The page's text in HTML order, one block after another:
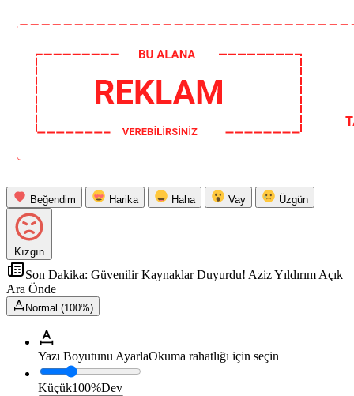
Beğendim Harika Haha Vay Üzgün
Kızgın
Son Dakika: Güvenilir Kaynaklar Duyurdu! Aziz Yıldırım Açık
Ara Önde
Normal (100%)
Yazı Boyutunu AyarlaOkuma rahatlığı için seçin
Küçük100%Dev